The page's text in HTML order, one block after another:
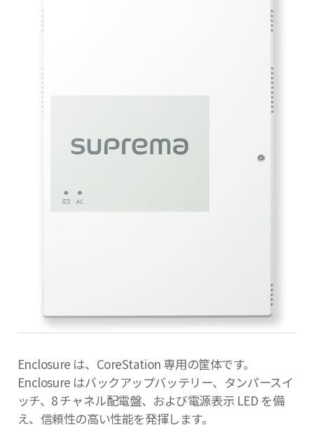
Enclosure は、CoreStation 専用の筐体です。
Enclosure はバックアップバッテリー、タンパースイ
ッチ、8 チャネル配電盤、および電源表示 LED を備
え、信頼性の高い性能を発揮します。